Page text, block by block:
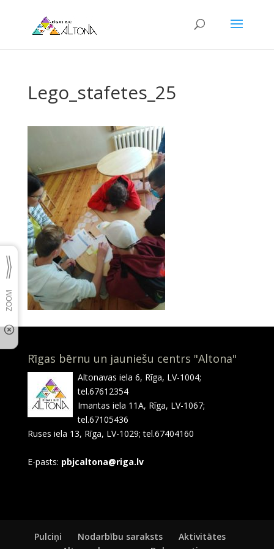
Lego_stafetes_25
Rīgas bērnu un jauniešu centrs "Altona"
Altonavas iela 6, Rīga, LV-1004;
tel.67612354
Imantas iela 11A, Rīga, LV-1067;
tel.67105436
Ruses iela 13, Rīga, LV-1029; tel.67404160
E-pasts: pbjcaltona@riga.lv
Pulciņi Nodarbību saraksts
Aktivitātes